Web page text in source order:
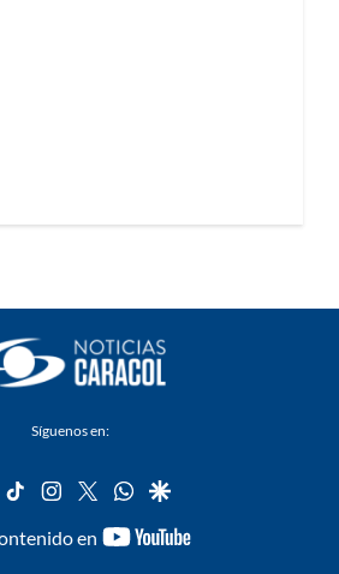
Síguenos en:
facebook
tiktok instagram
twitterwhatsapp
google
en
youtube-